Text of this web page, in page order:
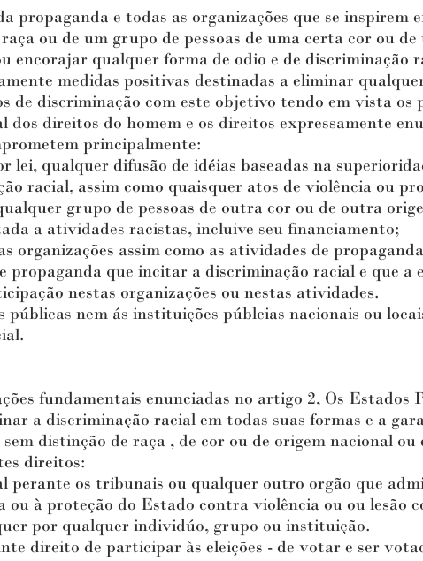
e todas as organizações que se inspirem
ou de um grupo de pessoas de uma certa cor ou
encorajar qualquer forma de odio e de discriminação
medidas positivas destinadas a eliminar
de discriminação com este objetivo tendo em vista os
dos direitos do homem e os direitos expressamente
principalmente:
qualquer difusão de idéias baseadas na
racial, assim como quaisquer atos de violência ou
grupo de pessoas de outra cor ou de outra
a atividades racistas, incluive seu financiamento;
assim como as atividades de
que incitar a discriminação racial e que a
nestas organizações ou nestas atividades.
nem ás instituições públcias nacionais ou
fundamentais enunciadas no artigo 2, Os Estados
a discriminação racial em todas suas formas e a
distinção de raça , de cor ou de origem nacional ou
direitos:
os tribunais ou qualquer outro orgão que
à proteção do Estado contra violência ou ou lesão
por qualquer individúo, grupo ou instituição.
direito de participar às eleições - de votar e ser